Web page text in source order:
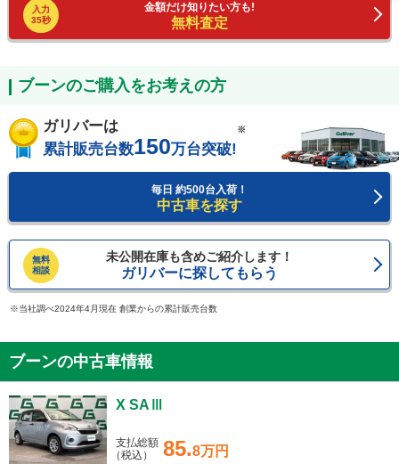
入力
35秒
金額だけ知りたい方も!
無料査定
ブーンのご購入をお考えの方
ガリバーは
累計販売台数150万台突破!
※
毎日 約500台入荷！
中古車を探す
無料
相談
未公開在庫も含めご紹介します！
ガリバーに探してもらう
当社調べ2024年4月現在 創業からの累計販売台数
ブーンの中古車情報
X SAⅢ
85.8万円
支払総額
（税込）